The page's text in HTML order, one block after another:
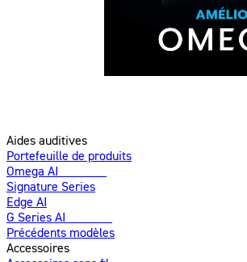
Aides auditives
Portefeuille de produits
Omega AI
Signature Series
Edge AI
G Series AI
Précédents modèles
Accessoires